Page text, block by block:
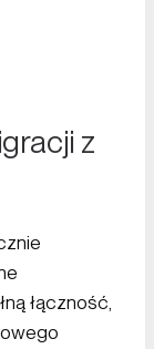
z
łączność,